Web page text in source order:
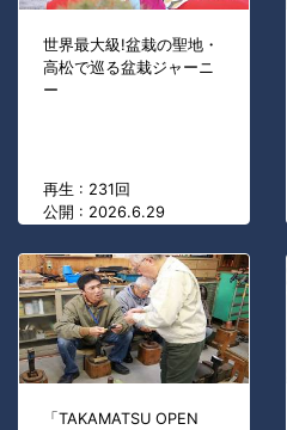
世界最大級!盆栽の聖地・
高松で巡る盆栽ジャーニ
ー
再生 : 231回
公開 : 2026.6.29
「TAKAMATSU OPEN